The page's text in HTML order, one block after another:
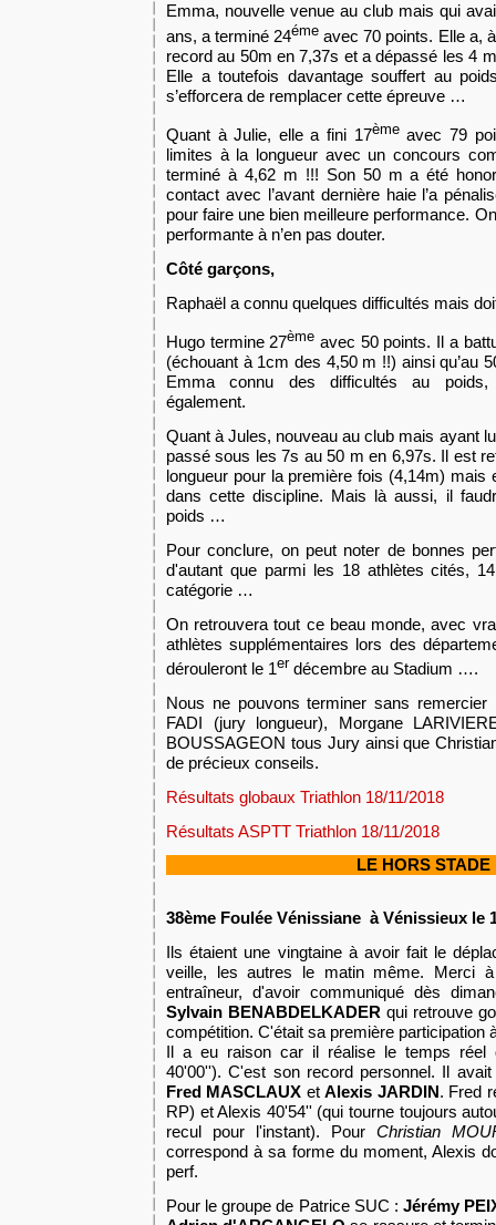
Emma, nouvelle venue au club mais qui
ans, a terminé 24éme avec 70 points. Elle a,
record au 50m en 7,37s et a dépassé les 4
Elle a toutefois davantage souffert au
s’efforcera de remplacer cette épreuve …
Quant à Julie, elle a fini 17èmeavec 79
limites à la longueur avec un concours
terminé à 4,62 m !!! Son 50 m a été
contact avec l’avant dernière haie l’a
pour faire une bien meilleure performance.
performante à n’en pas douter.
Côté garçons,
Raphaël a connu quelques difficultés mais
Hugo termine 27ème avec 50 points. Il a
(échouant à 1cm des 4,50 m !!) ainsi qu’au
Emma connu des difficultés au poids,
également.
Quant à Jules, nouveau au club mais ayant
passé sous les 7s au 50 m en 6,97s. Il est
longueur pour la première fois (4,14m) mais
dans cette discipline. Mais là aussi, il
poids …
Pour conclure, on peut noter de bonnes
d'autant que parmi les 18 athlètes cités,
catégorie …
On retrouvera tout ce beau monde, avec
athlètes supplémentaires lors des
dérouleront le 1er décembre au Stadium ….
Nous ne pouvons terminer sans remercier
FADI (jury longueur), Morgane
BOUSSAGEON tous Jury ainsi que
de précieux conseils.
Résultats globaux Triathlon 18/11/2018
Résultats ASPTT Triathlon 18/11/2018
LE HORS STADE
38ème Foulée Vénissiane à Vénissieux le
Ils étaient une vingtaine à avoir fait le
veille, les autres le matin même. Merci
entraîneur, d'avoir communiqué dès
Sylvain BENABDELKADER qui retrouve
compétition. C'était sa première participation
Il a eu raison car il réalise le temps réel
40'00''). C'est son record personnel. Il
Fred MASCLAUX etAlexis JARDIN. Fred
RP) et Alexis 40'54'' (qui tourne toujours
recul pour l'instant). Pour Christian
correspond à sa forme du moment, Alexis
perf.
Pour le groupe de Patrice SUC :Jérémy